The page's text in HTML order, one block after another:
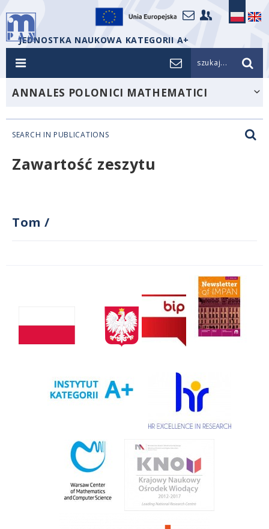
JEDNOSTKA NAUKOWA KATEGORII A+
szukaj...
ANNALES POLONICI MATHEMATICI
SEARCH IN PUBLICATIONS
Zawartość zeszytu
Tom /